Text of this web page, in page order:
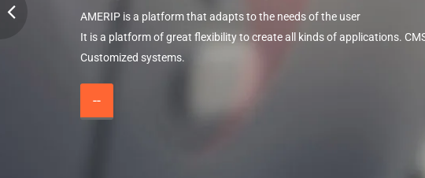
AMERIP is a platform that adapts to the needs of the user
It is a platform of great flexibility to create all kinds of applications.
Customized systems.
--